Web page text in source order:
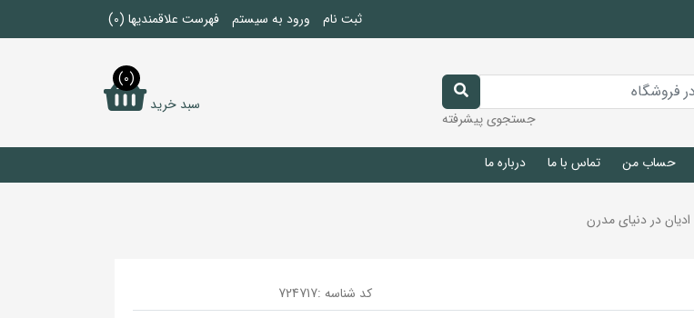
ثبت نام ورود به سیستم فهرست علاقمندیها (0)
جستجوی پیشرفته
سبد خرید
(0)
حساب من تماس با ما درباره ما
ادیان در دنیای مدرن
کد شناسه :724717